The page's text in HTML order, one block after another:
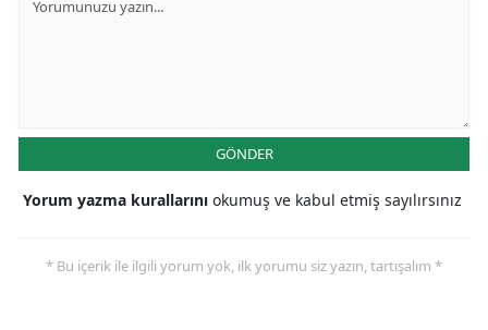
GÖNDER
Yorum yazma kurallarını okumuş ve kabul etmiş sayılırsınız
* Bu içerik ile ilgili yorum yok, ilk yorumu siz yazın, tartışalım *